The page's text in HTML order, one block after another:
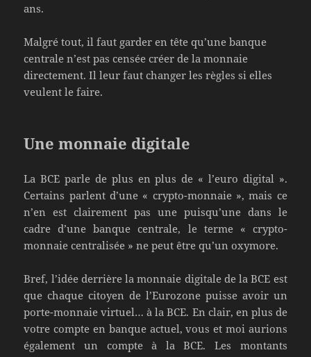
ans.
Malgré tout, il faut garder en tête qu’une banque
centrale n’est pas censée créer de la monnaie
directement. Il leur faut changer les règles si elles
veulent le faire.
Une monnaie digitale
La BCE parle de plus en plus de « l’euro digital ».
Certains parlent d’une « crypto-monnaie », mais ce
n’en est clairement pas une puisqu’une dans le
cadre d’une banque centrale, le terme « crypto-
monnaie centralisée » ne peut être qu’un oxymore.
Bref, l’idée derrière la monnaie digitale de la BCE est
que chaque citoyen de l’Eurozone puisse avoir un
porte-monnaie virtuel… à la BCE. En clair, en plus de
votre compte en banque actuel, vous et moi aurions
également un compte à la BCE. Les montants